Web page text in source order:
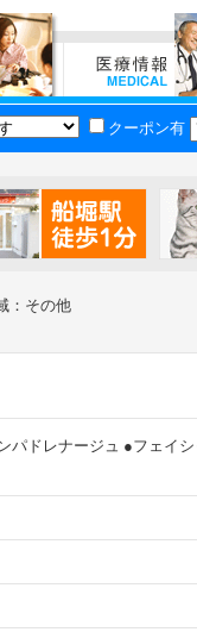
クーポン有
：その他
パドレナージュ ●フェイ